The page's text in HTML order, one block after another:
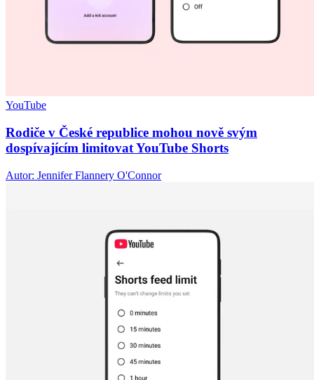
YouTube
Rodiče v České republice mohou nově svým
dospívajícím limitovat YouTube Shorts
Autor: Jennifer Flannery O'Connor